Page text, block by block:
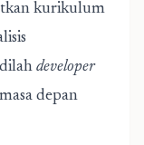
kurikulum
developer
depan